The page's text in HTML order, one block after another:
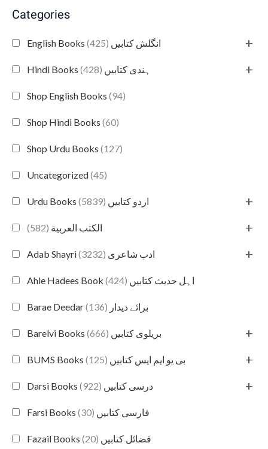
Categories
English Books انگلش کتابیں (425) +
Hindi Books ہندی کتابیں (428) +
Shop English Books (94)
Shop Hindi Books (60)
Shop Urdu Books (127)
Uncategorized(45)
Urdu Books اردو کتابیں (5839) +
الكتب العربية (582) +
Adab Shayri ادب شاعری (3232) +
Ahle Hadees Book اہل حدیث کتابیں (424)
Barae Deedar برائے دیدار (136)
Barelvi Books بریلوی کتابیں (666) +
BUMS Books بی یو ایم ایس کتابیں (125) +
Darsi Books درسی کتابیں (922) +
Farsi Books فارسی کتابیں (30)
Fazail Books فضائل کتابیں (20)